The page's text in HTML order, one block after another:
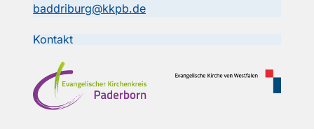
baddriburg@kkpb.de
Kontakt